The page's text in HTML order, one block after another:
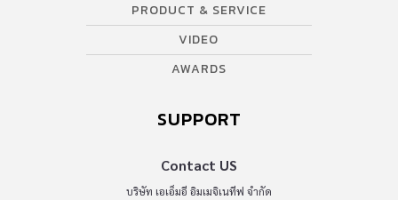
PRODUCT & SERVICE
VIDEO
AWARDS
SUPPORT
Contact US
บริษัท เอเอ็มอี อิมเมจิเนทีฟ จำกัด